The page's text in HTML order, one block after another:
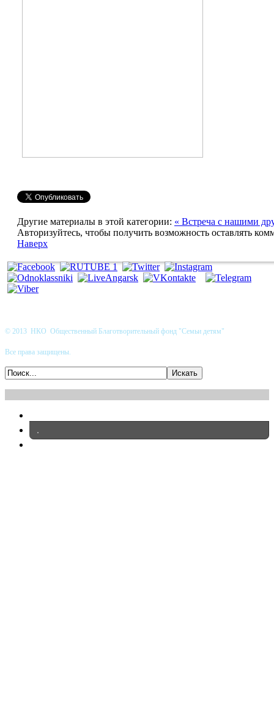
Другие материалы в этой категории: « Встреча с нашими
Авторизуйтесь, чтобы получить возможность оставлять
Наверх
© 2013 НКО Общественный Благотворительный фонд "Семьи детям"
Все права защищены.
.